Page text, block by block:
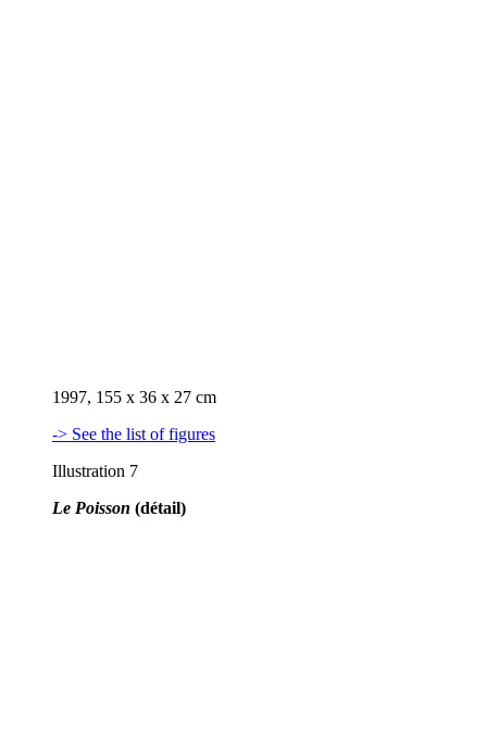
1997, 155 x 36 x 27 cm
-> See the list of figures
Illustration 7
Le Poisson (détail)